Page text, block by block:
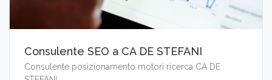
Consulente SEO a CA DE STEFANI
Consulente posizionamento motori ricerca CA DE